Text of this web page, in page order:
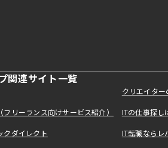
関連サイト一覧
クリエイタ
リーランス向けサービス紹介） ITの仕事探
クダイレクト IT転職なら